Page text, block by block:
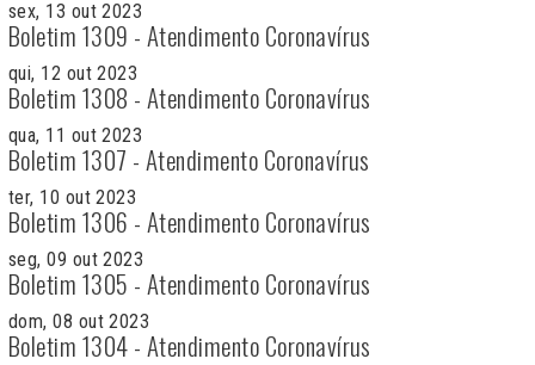
sex, 13 out 2023
Boletim 1309 - Atendimento Coronavírus
qui, 12 out 2023
Boletim 1308 - Atendimento Coronavírus
qua, 11 out 2023
Boletim 1307 - Atendimento Coronavírus
ter, 10 out 2023
Boletim 1306 - Atendimento Coronavírus
seg, 09 out 2023
Boletim 1305 - Atendimento Coronavírus
dom, 08 out 2023
Boletim 1304 - Atendimento Coronavírus